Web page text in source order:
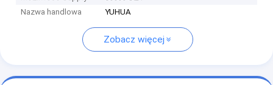
Nazwa handlowa
YUHUA
Zobacz więcej